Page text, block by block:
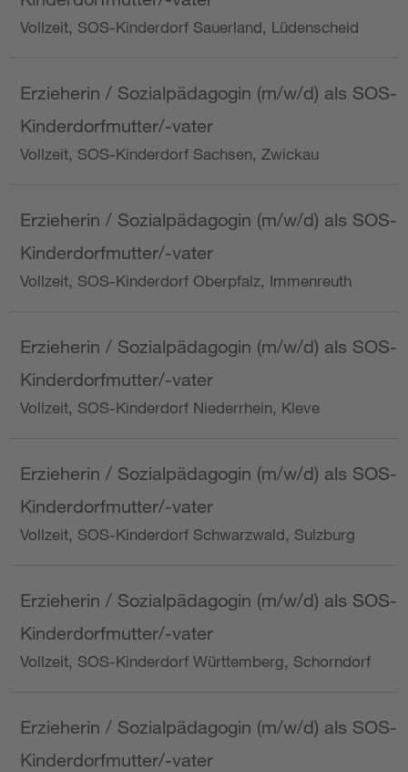
Vollzeit, SOS-Kinderdorf Sauerland, Lüdenscheid
Erzieherin / Sozialpädagogin (m/w/d) als SOS-
Kinderdorfmutter/-vater
Vollzeit, SOS-Kinderdorf Sachsen, Zwickau
Erzieherin / Sozialpädagogin (m/w/d) als SOS-
Kinderdorfmutter/-vater
Vollzeit, SOS-Kinderdorf Oberpfalz, Immenreuth
Erzieherin / Sozialpädagogin (m/w/d) als SOS-
Kinderdorfmutter/-vater
Vollzeit, SOS-Kinderdorf Niederrhein, Kleve
Erzieherin / Sozialpädagogin (m/w/d) als SOS-
Kinderdorfmutter/-vater
Vollzeit, SOS-Kinderdorf Schwarzwald, Sulzburg
Erzieherin / Sozialpädagogin (m/w/d) als SOS-
Kinderdorfmutter/-vater
Vollzeit, SOS-Kinderdorf Württemberg, Schorndorf
Erzieherin / Sozialpädagogin (m/w/d) als SOS-
Kinderdorfmutter/-vater